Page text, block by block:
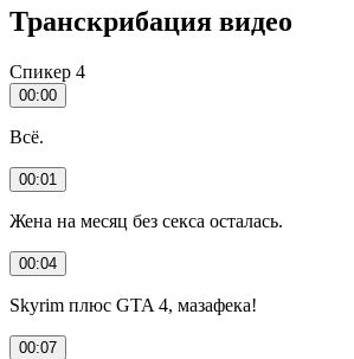
Транскрибация видео
Спикер 4
00:00
Всё.
00:01
Жена на месяц без секса осталась.
00:04
Skyrim плюс GTA 4, мазафека!
00:07